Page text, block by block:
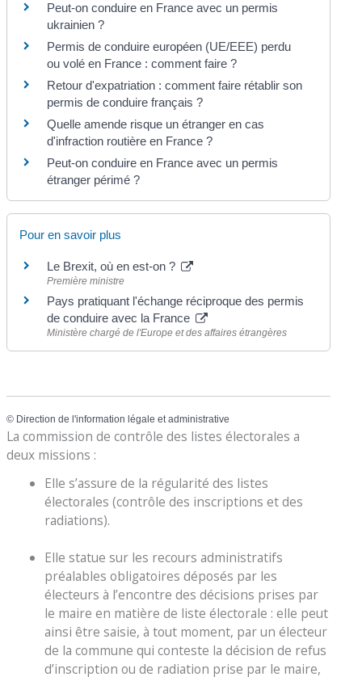
Peut-on conduire en France avec un permis
ukrainien ?
Permis de conduire européen (UE/EEE) perdu
ou volé en France : comment faire ?
Retour d'expatriation : comment faire rétablir son
permis de conduire français ?
Quelle amende risque un étranger en cas
d'infraction routière en France ?
Peut-on conduire en France avec un permis
étranger périmé ?
Pour en savoir plus
Le Brexit, où en est-on ?
Première ministre
Pays pratiquant l'échange réciproque des permis
de conduire avec la France
Ministère chargé de l'Europe et des affaires étrangères
© Direction de l'information légale et administrative
La commission de contrôle des listes électorales a
deux missions :
Elle s’assure de la régularité des listes
électorales (contrôle des inscriptions et des
radiations).
Elle statue sur les recours administratifs
préalables obligatoires déposés par les
électeurs à l’encontre des décisions prises par
le maire en matière de liste électorale : elle peut
ainsi être saisie, à tout moment, par un électeur
de la commune qui conteste la décision de refus
d’inscription ou de radiation prise par le maire,